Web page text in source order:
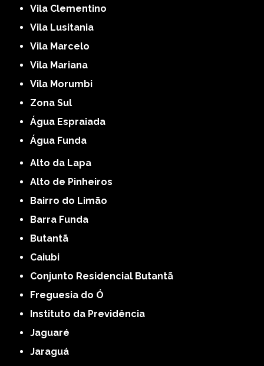
Vila Clementino
Vila Lusitania
Vila Marcelo
Vila Mariana
Vila Morumbi
Zona Sul
Água Espraiada
Água Funda
Alto da Lapa
Alto de Pinheiros
Bairro do Limão
Barra Funda
Butantã
Caiubi
Conjunto Residencial Butantã
Freguesia do Ó
Instituto da Previdência
Jaguaré
Jaraguá